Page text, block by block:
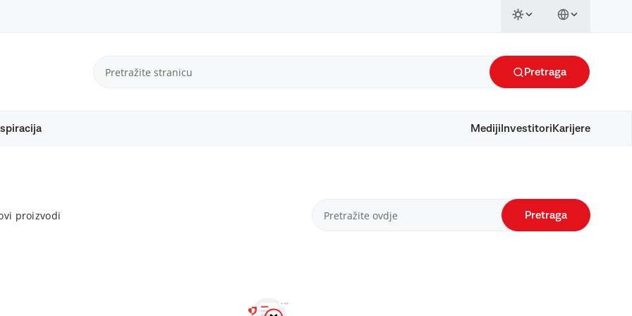
Pretraga
Mediji Investitori Karijere
proizvodi Pretraga